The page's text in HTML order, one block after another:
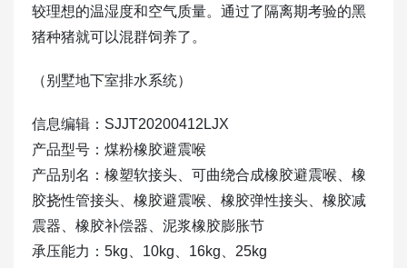
较理想的温湿度和空气质量。通过了隔离期考验的黑
猪种猪就可以混群饲养了。
（别墅地下室排水系统）
信息编辑：SJJT20200412LJX
产品型号：煤粉橡胶避震喉
产品别名：橡塑软接头、可曲绕合成橡胶避震喉、橡
胶挠性管接头、橡胶避震喉、橡胶弹性接头、橡胶减
震器、橡胶补偿器、泥浆橡胶膨胀节
承压能力：5kg、10kg、16kg、25kg